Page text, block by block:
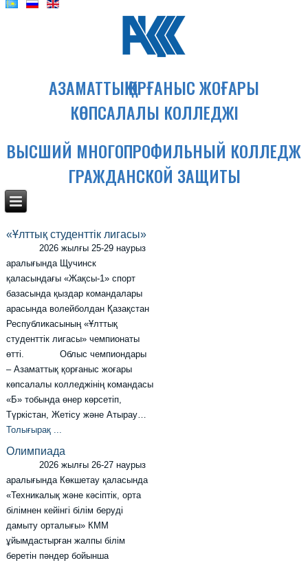
АЗАМАТТЫҚ ҚОРҒАНЫС ЖОҒАРЫ
КӨПСАЛАЛЫ КОЛЛЕДЖІ
ВЫСШИЙ МНОГОПРОФИЛЬНЫЙ КОЛЛЕДЖ
ГРАЖДАНСКОЙ ЗАЩИТЫ
«Ұлттық студенттік лигасы»
2026 жылғы 25-29 наурыз
аралығында Щучинск
қаласындағы «Жақсы-1» спорт
базасында қыздар командалары
арасында волейболдан Қазақстан
Республикасының «Ұлттық
студенттік лигасы» чемпионаты
өтті. Облыс чемпиондары
– Азаматтық қорғаныс жоғары
көпсалалы колледжінің командасы
«Б» тобында өнер көрсетіп,
Түркістан, Жетісу және Атырау…
Толығырақ ...
Олимпиада
2026 жылғы 26-27 наурыз
аралығында Көкшетау қаласында
«Техникалық және кәсіптік, орта
білімнен кейінгі білім беруді
дамыту орталығы» КММ
ұйымдастырған жалпы білім
беретін пәндер бойынша